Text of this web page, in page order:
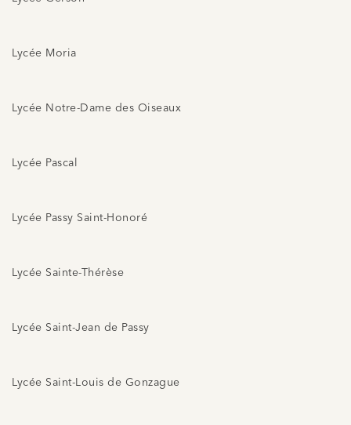
Lycée Moria
Lycée Notre-Dame des Oiseaux
Lycée Pascal
Lycée Passy Saint-Honoré
Lycée Sainte-Thérèse
Lycée Saint-Jean de Passy
Lycée Saint-Louis de Gonzague